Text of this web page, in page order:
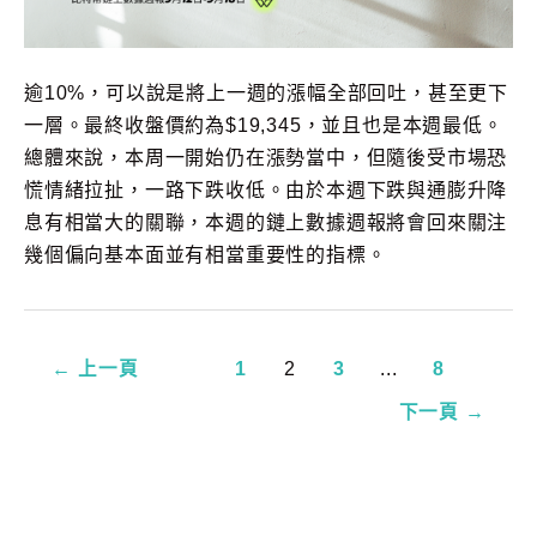
逾10%，可以說是將上一週的漲幅全部回吐，甚至更下
一層。最終收盤價約為$19,345，並且也是本週最低。
總體來說，本周一開始仍在漲勢當中，但隨後受市場恐
慌情緒拉扯，一路下跌收低。由於本週下跌與通膨升降
息有相當大的關聯，本週的鏈上數據週報將會回來關注
幾個偏向基本面並有相當重要性的指標。
← 上一頁 1 2 3 ... 8
下一頁 →